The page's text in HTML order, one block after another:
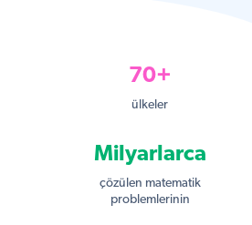
70+
ülkeler
Milyarlarca
çözülen matematik
problemlerinin